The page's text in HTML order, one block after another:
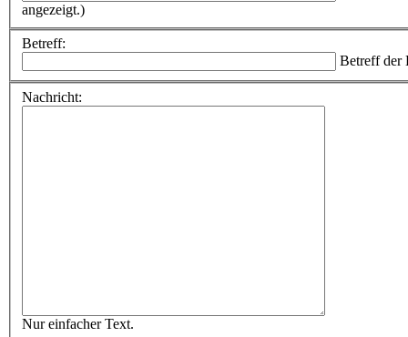
angezeigt.)
Betreff:
Betreff der
Nachricht:
Nur einfacher Text.